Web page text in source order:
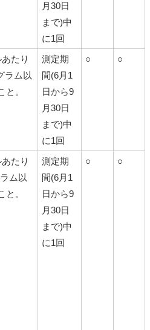
月30日
まで)中
に1回
たり
ラム以
と。
測定期
間(6月1
日から9
月30日
まで)中
に1回
○ ○
たり
ム以
と。
測定期
間(6月1
日から9
月30日
まで)中
に1回
○ ○